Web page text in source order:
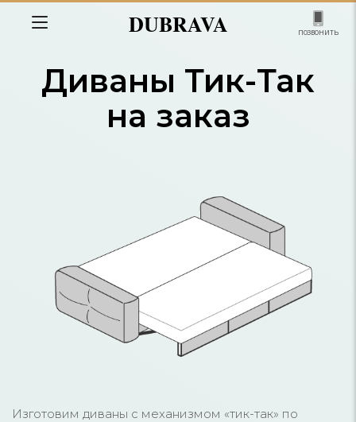
DUBRAVA позвонить
Диваны Тик-Так
на заказ
Изготовим диваны с механизмом «тик-так» по